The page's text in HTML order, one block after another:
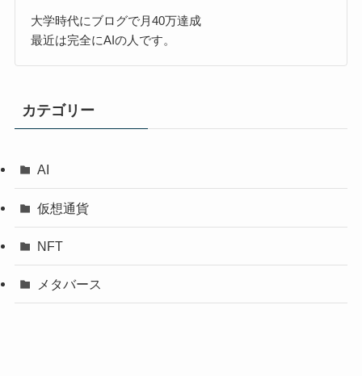
大学時代にブログで月40万達成
最近は完全にAIの人です。
カテゴリー
AI
仮想通貨
NFT
メタバース